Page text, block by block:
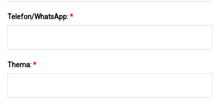
Telefon/WhatsApp:*
Thema:*